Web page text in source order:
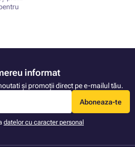
informat
și promoții direct pe e-mailul tău.
Aboneaza-te
datelor cu caracter personal